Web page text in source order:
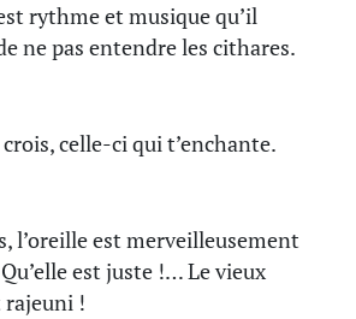
rythme et musique qu’il
ne pas entendre les cithares.
crois, celle-ci qui t’enchante.
l’oreille est merveilleusement
est juste !… Le vieux
rajeuni !